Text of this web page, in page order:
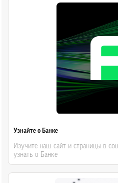
Узнайте о Банке
Изучите наш сайт и страницы в
узнать о Банке